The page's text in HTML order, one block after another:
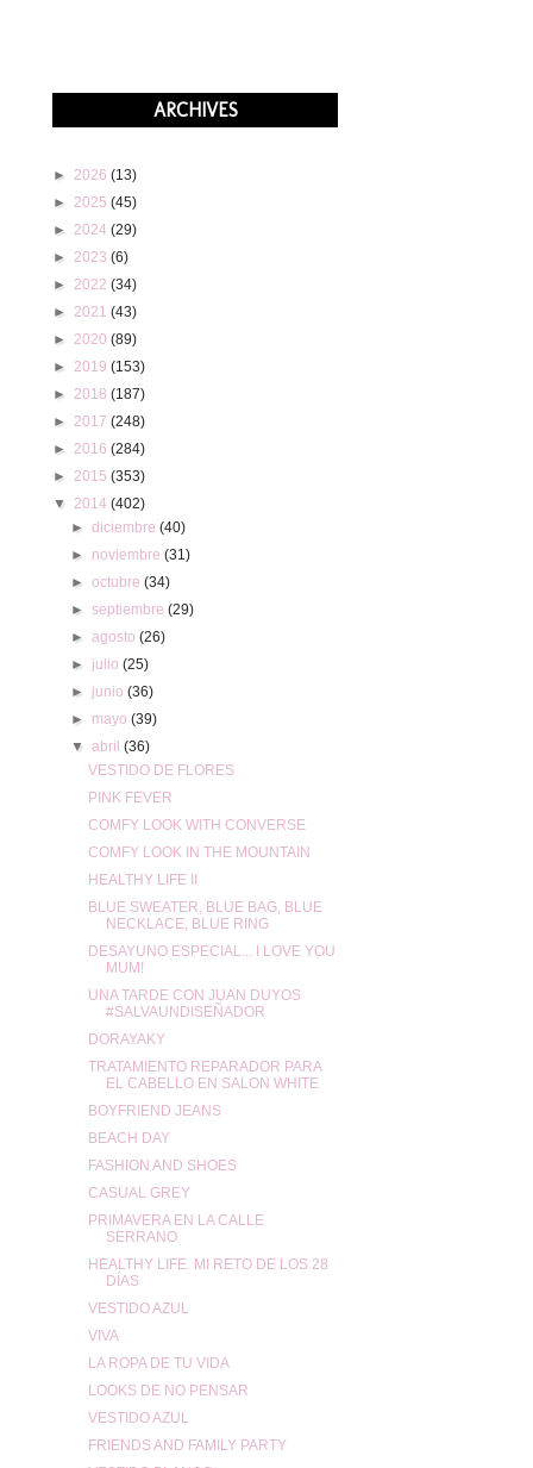
ARCHIVES
► 2026(13)
► 2025(45)
► 2024(29)
► 2023(6)
► 2022(34)
► 2021(43)
► 2020(89)
► 2019(153)
► 2018(187)
► 2017(248)
► 2016(284)
► 2015(353)
▼ 2014(402)
► diciembre (40)
► noviembre (31)
► octubre (34)
► septiembre (29)
► agosto (26)
► julio (25)
► junio (36)
► mayo (39)
▼ abril (36)
VESTIDO DE FLORES
PINK FEVER
COMFY LOOK WITH CONVERSE
COMFY LOOK IN THE MOUNTAIN
HEALTHY LIFE II
BLUE SWEATER, BLUE BAG, BLUE
NECKLACE, BLUE RING
DESAYUNO ESPECIAL... I LOVE YOU
MUM!
UNA TARDE CON JUAN DUYOS
#SALVAUNDISEÑADOR
DORAYAKY
TRATAMIENTO REPARADOR PARA
EL CABELLO EN SALON WHITE
BOYFRIEND JEANS
BEACH DAY
FASHION AND SHOES
CASUAL GREY
PRIMAVERA EN LA CALLE
SERRANO
HEALTHY LIFE. MI RETO DE LOS 28
DÍAS
VESTIDO AZUL
VIVA
LA ROPA DE TU VIDA
LOOKS DE NO PENSAR
VESTIDO AZUL
FRIENDS AND FAMILY PARTY